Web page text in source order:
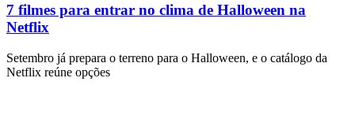
7 filmes para entrar no clima de Halloween na
Netflix
Setembro já prepara o terreno para o Halloween, e o catálogo da
Netflix reúne opções